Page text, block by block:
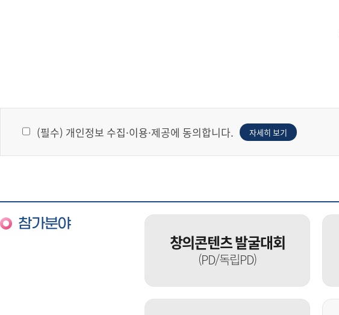
(필수) 개인정보 수집·이용·제공에 동의합니다. 자세히 보기
참가분야
창의콘텐츠 발굴대회
(PD/독립PD)